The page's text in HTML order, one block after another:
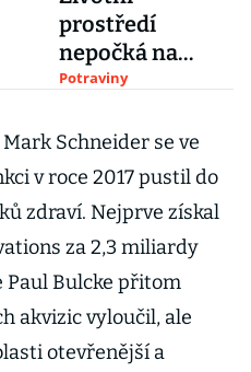
prostředí
nepočká na
konec
Martina
Šilhánová z
Potraviny
Schneider se ve
v roce 2017 pustil do
zdraví. Nejprve získal
za 2,3 miliardy
Paul Bulcke přitom
akvizic vyloučil, ale
otevřenější a